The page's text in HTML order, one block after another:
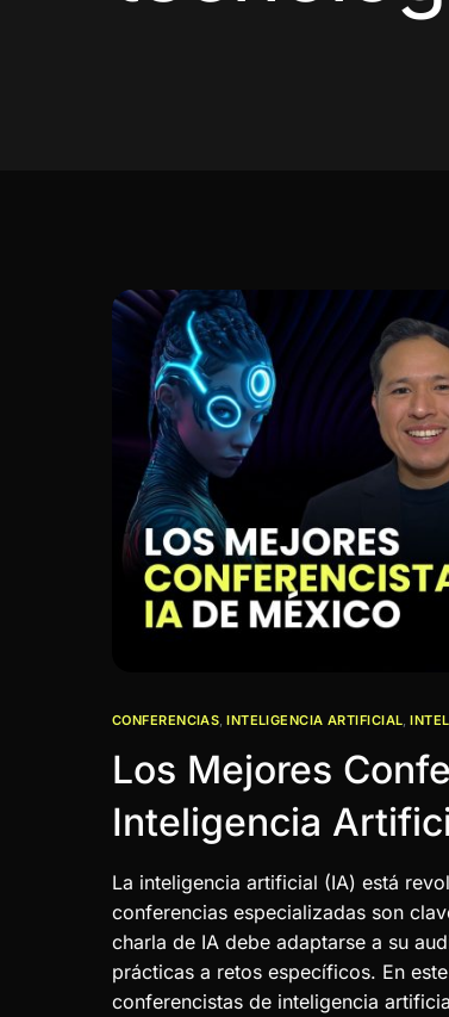
CONFERENCIAS ,INTELIGENCIA ARTIFICIAL ,
Los Mejores
Inteligencia
La inteligencia artificial (IA) está
conferencias especializadas son
charla de IA debe adaptarse a su
prácticas a retos específicos. En
conferencistas de inteligencia